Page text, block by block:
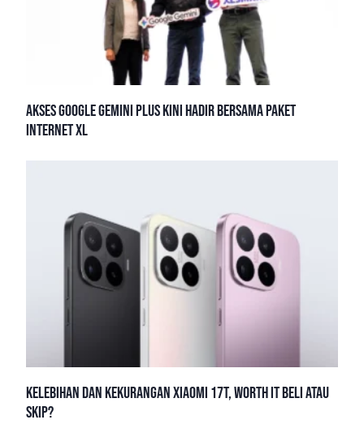
Akses Google Gemini Plus Kini Hadir Bersama Paket
Internet XL
Kelebihan dan Kekurangan Xiaomi 17T, Worth It Beli atau
Skip?